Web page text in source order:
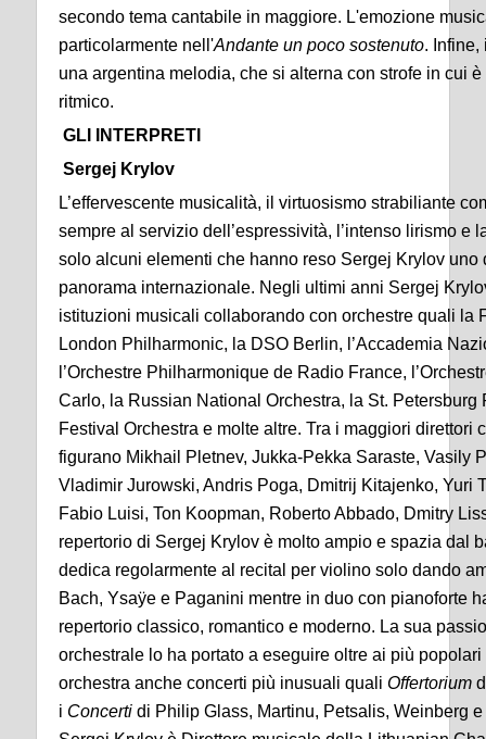
secondo tema cantabile in maggiore. L'emozione
particolarmente nell'Andante un poco sostenuto.
una argentina melodia, che si alterna con strofe in cui
ritmico.
GLI INTERPRETI
Sergej Krylov
L’effervescente musicalità, il virtuosismo strabiliante
sempre al servizio dell’espressività, l’intenso lirismo e
solo alcuni elementi che hanno reso Sergej Krylov uno
panorama internazionale. Negli ultimi anni Sergej
istituzioni musicali collaborando con orchestre quali la
London Philharmonic, la DSO Berlin, l’Accademia
l’Orchestre Philharmonique de Radio France,
Carlo, la Russian National Orchestra, la St.
Festival Orchestra e molte altre. Tra i maggiori direttori
figurano Mikhail Pletnev, Jukka-Pekka Saraste, Vasily
Vladimir Jurowski, Andris Poga, Dmitrij Kitajenko, Yuri
Fabio Luisi, Ton Koopman, Roberto Abbado, Dmitry
repertorio di Sergej Krylov è molto ampio e spazia dal
dedica regolarmente al recital per violino solo dando
Bach, Ysaÿe e Paganini mentre in duo con pianoforte
repertorio classico, romantico e moderno. La sua
orchestrale lo ha portato a eseguire oltre ai più
orchestra anche concerti più inusuali quali Offertorium
i Concerti di Philip Glass, Martinu, Petsalis, Weinberg e